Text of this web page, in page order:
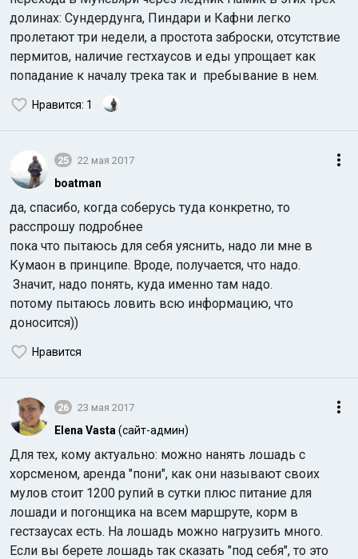
долинах: Сундердунга, Пиндари и Кафни легко
пролетают три недели, а простота заброски, отсутствие
пермитов, наличие гестхаусов и еды упрощает как
попадание к началу трека так и пребывание в нем.
Нравится: 1
25 22 мая 2017
boatman
да, спасибо, когда соберусь туда конкретно, то
расспрошу подробнее
пока что пытаюсь для себя уяснить, надо ли мне в
Кумаон в принципе. Вроде, получается, что надо.
Значит, надо понять, куда именно там надо.
потому пытаюсь ловить всю информацию, что
доносится))
Нравится
26 23 мая 2017
Elena Vasta (сайт-админ)
Для тех, кому актуально: можно нанять лошадь с
хорсменом, аренда "пони", как они называют своих
мулов стоит 1200 рупий в сутки плюс питание для
лошади и погонщика на всем маршруте, корм в
гестзаусах есть. На лошадь можно нагрузить много.
Если вы берете лошадь так сказать "под себя", то это